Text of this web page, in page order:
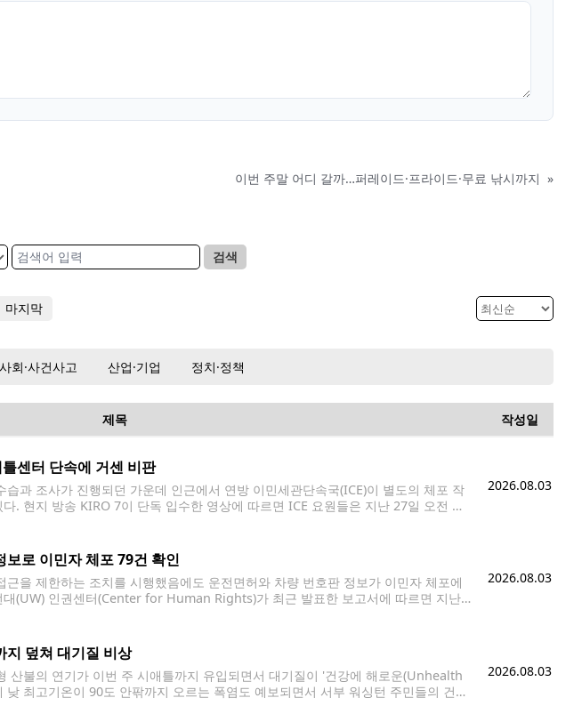
이번 주말 어디 갈까…퍼레이드·프라이드·무료 낚시까지 »
검색
마지막
사회·사건사고 산업·기업 정치·정책
제목 작성일
센터 단속에 거센 비판
과 조사가 진행되던 가운데 인근에서 연방 이민세관단속국(ICE)이 별도의 체포 작
. 현지 방송 KIRO 7이 단독 입수한 영상에 따르면 ICE 요원들은 지난 27일 오전 시
2026.08.03
로 이민자 체포 79건 확인
을 제한하는 조치를 시행했음에도 운전면허와 차량 번호판 정보가 이민자 체포에
(UW) 인권센터(Center for Human Rights)가 최근 발표한 보고서에 따르면 지난
2026.08.03
덮쳐 대기질 비상
산불의 연기가 이번 주 시애틀까지 유입되면서 대기질이 '건강에 해로운(Unhealth
최고기온이 90도 안팎까지 오르는 폭염도 예보되면서 서부 워싱턴 주민들의 건강
2026.08.03